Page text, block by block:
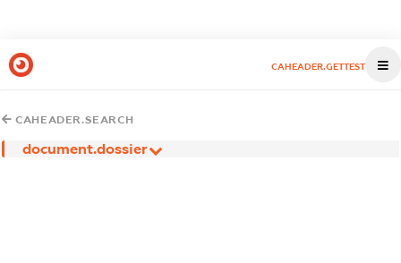
CAHEADER.GETTEST
CAHEADER.SEARCH
document.dossier